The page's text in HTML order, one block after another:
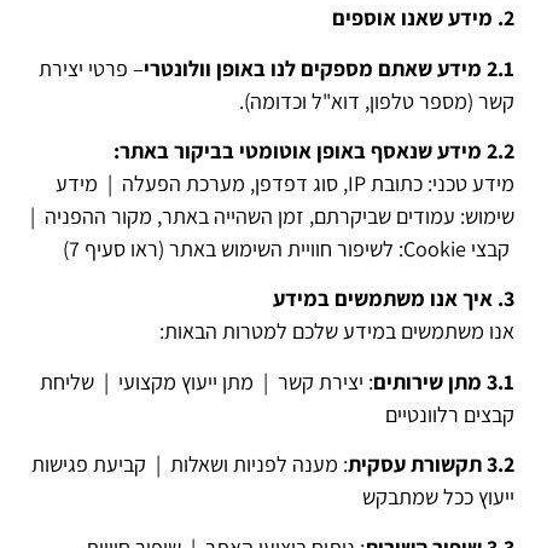
2. מידע שאנו אוספים
2.1 מידע שאתם מספקים לנו באופן וולונטרי
– פרטי יצירת
קשר (מספר טלפון, דוא"ל וכדומה).
2.2 מידע שנאסף באופן אוטומטי בביקור באתר:
מידע טכני: כתובת IP, סוג דפדפן, מערכת הפעלה | מידע
שימוש: עמודים שביקרתם, זמן השהייה באתר, מקור ההפניה |
קבצי Cookie: לשיפור חוויית השימוש באתר (ראו סעיף 7)
3. איך אנו משתמשים במידע
אנו משתמשים במידע שלכם למטרות הבאות:
3.1 מתן שירותים
: יצירת קשר | מתן ייעוץ מקצועי | שליחת
קבצים רלוונטיים
3.2 תקשורת עסקית
: מענה לפניות ושאלות | קביעת פגישות
ייעוץ ככל שמתבקש